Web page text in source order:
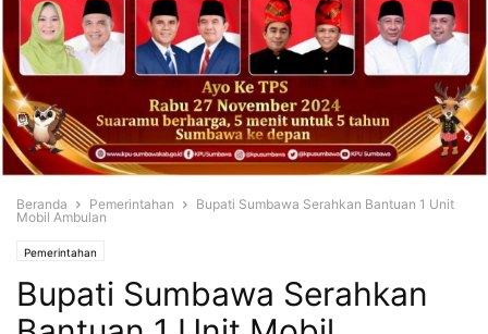
Beranda Pemerintahan
Bupati Sumbawa Serahkan Bantuan 1 Unit
Mobil Ambulan
Pemerintahan
Bupati Sumbawa Serahkan